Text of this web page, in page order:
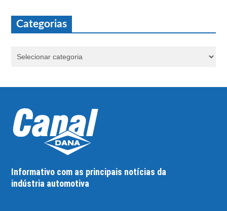
Categorias
Informativo com as principais notícias da
indústria automotiva